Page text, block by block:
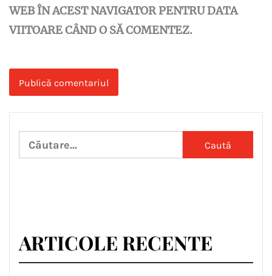
WEB ÎN ACEST NAVIGATOR PENTRU DATA
VIITOARE CÂND O SĂ COMENTEZ.
Caută
după:
ARTICOLE RECENTE